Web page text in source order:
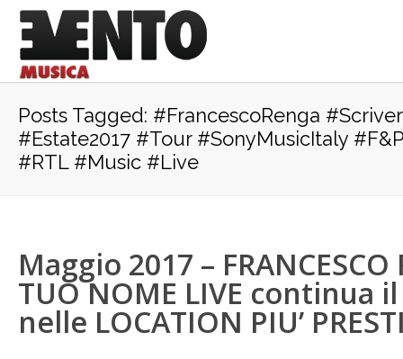
Posts Tagged: #FrancescoRenga
#Estate2017 #Tour #SonyMusicItaly
#RTL #Music #Live
Maggio 2017 – FRANCESCO
TUO NOME LIVE continua
nelle LOCATION PIU’